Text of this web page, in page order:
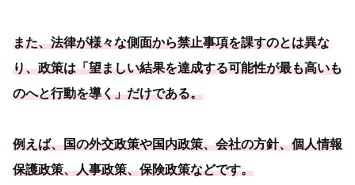
また、法律が様々な側面から禁止事項を課すのとは異な
り、政策は「望ましい結果を達成する可能性が最も高いも
のへと行動を導く」だけである。
例えば、国の外交政策や国内政策、会社の方針、個人情報
保護政策、人事政策、保険政策などです。